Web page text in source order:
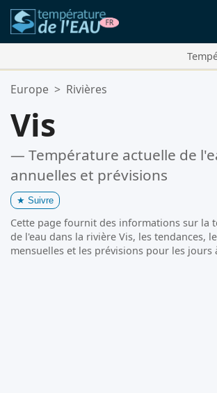
Vos Lieux Favoris:
Europe > Rivières
Vis
— Température actuelle de
annuelles et prévisions
★ Suivre
Cette page fournit des informations sur la
de l'eau dans la rivière Vis, les tendances,
mensuelles et les prévisions pour les jours